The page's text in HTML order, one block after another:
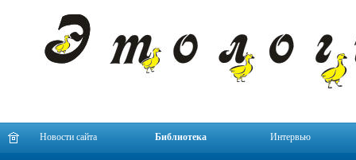
Новости сайта Библиотека Интервью